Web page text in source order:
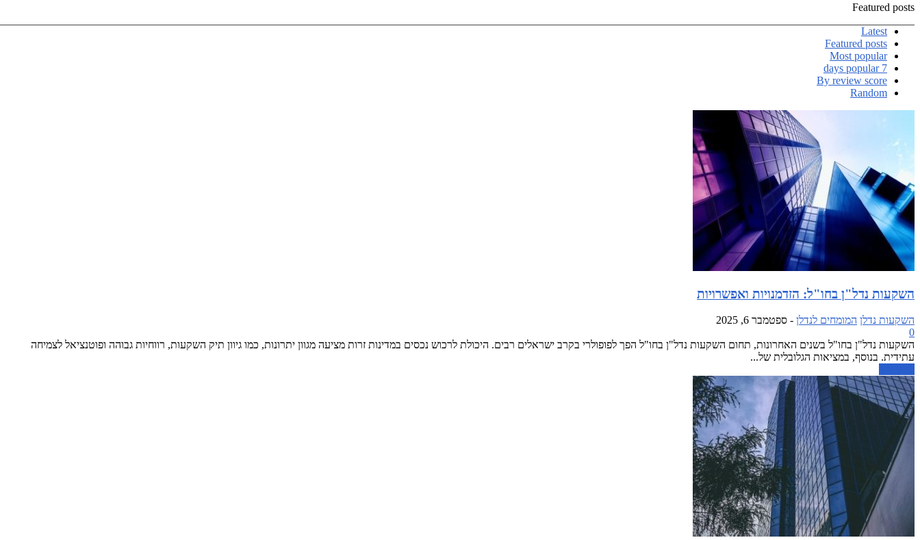
Featured posts
Latest
Featured posts
Most popular
7 days popular
By review score
Random
השקעות נדל"ן בחו"ל: הזדמנויות ואפשרויות
השקעות נדלן המומחים לנדלן - ספטמבר 6, 2025
0
השקעות נדל"ן בחו"ל בשנים האחרונות, תחום השקעות נדל"ן בחו"ל הפך לפופולרי בקרב ישראלים רבים. היכולת לרכוש נכסים במדינות זרות מציעה מגוון יתרונות, כמו גיוון תיק השקעות, רווחיות גבוהה ופוטנציאל לצמיחה
עתידית. בנוסף, במציאות הגלובלית של...